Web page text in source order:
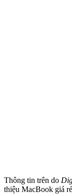
Thông tin trên do
thiệu MacBook giá